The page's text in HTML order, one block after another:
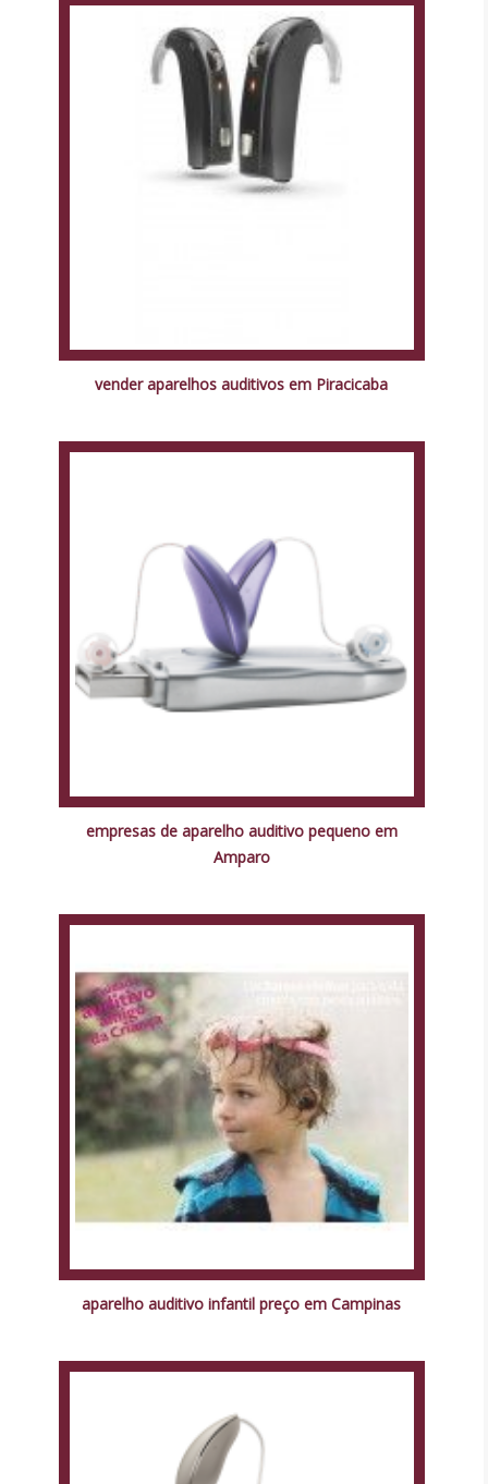
vender aparelhos auditivos em Piracicaba
empresas de aparelho auditivo pequeno em
Amparo
aparelho auditivo infantil preço em Campinas